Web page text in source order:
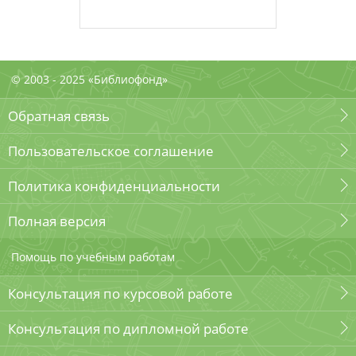
© 2003 - 2025 «Библиофонд»
Обратная связь
Пользовательское соглашение
Политика конфиденциальности
Полная версия
Помощь по учебным работам
Консультация по курсовой работе
Консультация по дипломной работе